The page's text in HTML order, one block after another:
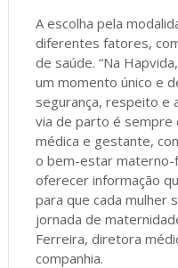
A escolha pela
diferentes fatores,
de saúde. “Na
um momento único e
segurança, respeito e
via de parto é sempre
médica e gestante,
o bem-estar materno-
oferecer informação
para que cada mulher
jornada de
Ferreira, diretora
companhia.